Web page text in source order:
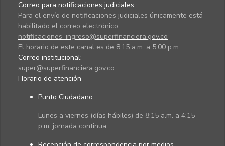
Correo para notificaciones judiciales:
Para el envío de notificaciones judiciales únicamente está
habilitado el correo electrónico
notificaciones_ingreso@superfinanciera.gov.co
El horario de este canal es de 8:15 a.m. a 5:00 p.m.
Correo institucional:
super@superfinanciera.gov.co
Horario de atención
Punto Ciudadano:
Lunes a viernes (días hábiles) de 8:15 a.m. a 4:15
p.m. jornada continua